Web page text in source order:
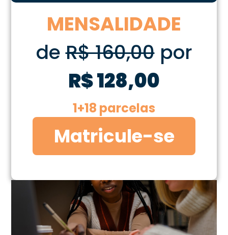
MENSALIDADE
deR$ 160,00por
R$ 128,00
1+18 parcelas
Matricule-se